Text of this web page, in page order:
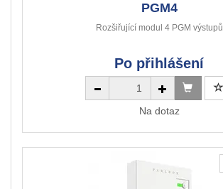
PGM4
Rozšiřující modul 4 PGM výstupů
Po přihlášení
Na dotaz